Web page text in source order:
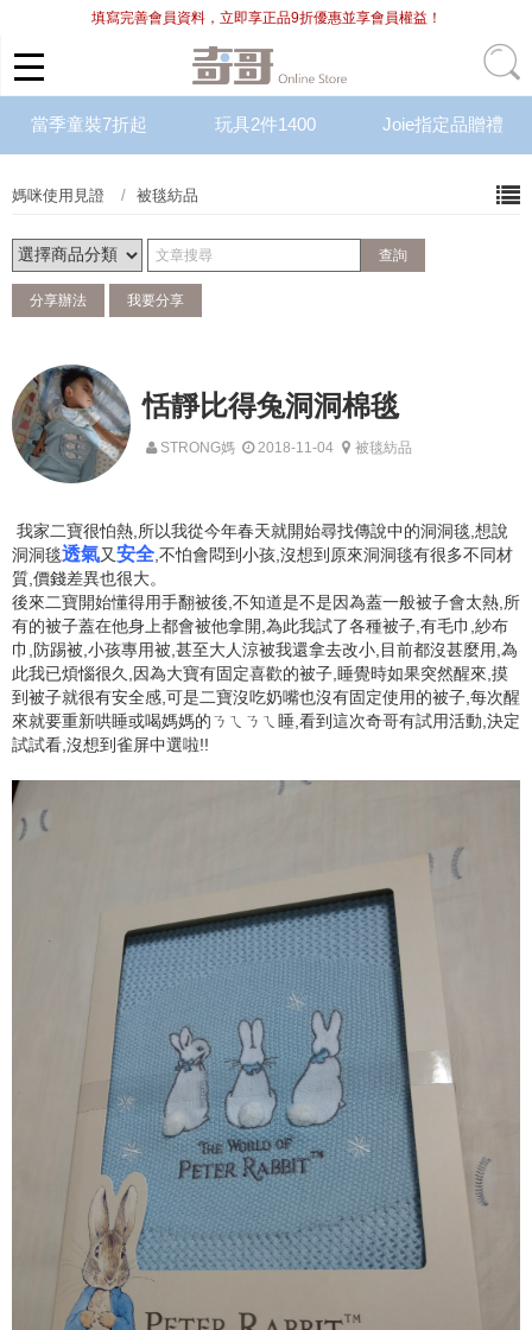
填寫完善會員資料，立即享正品9折優惠並享會員權益！
當季童裝7折起 玩具2件1400 Joie指定品贈禮
媽咪使用見證 被毯紡品
分享辦法 我要分享
恬靜比得兔洞洞棉毯
STRONG媽 2018-11-04 被毯紡品
我家二寶很怕熱,所以我從今年春天就開始尋找傳說中的洞洞毯,想說
洞洞毯透氣又安全 ,不怕會悶到小孩,沒想到原來洞洞毯有很多不同材
質,價錢差異也很大。
後來二寶開始懂得用手翻被後,不知道是不是因為蓋一般被子會太熱,所
有的被子蓋在他身上都會被他拿開,為此我試了各種被子,有毛巾,紗布
巾,防踢被,小孩專用被,甚至大人涼被我還拿去改小,目前都沒甚麼用,為
此我已煩惱很久,因為大寶有固定喜歡的被子,睡覺時如果突然醒來,摸
到被子就很有安全感,可是二寶沒吃奶嘴也沒有固定使用的被子,每次醒
來就要重新哄睡或喝媽媽的ㄋㄟㄋㄟ睡,看到這次奇哥有試用活動,決定
試試看,沒想到雀屏中選啦!!